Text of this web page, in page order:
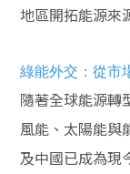
地區開拓能源來
綠能外交：從市
隨著全球能源轉
風能、太陽能與
及中國已成為現